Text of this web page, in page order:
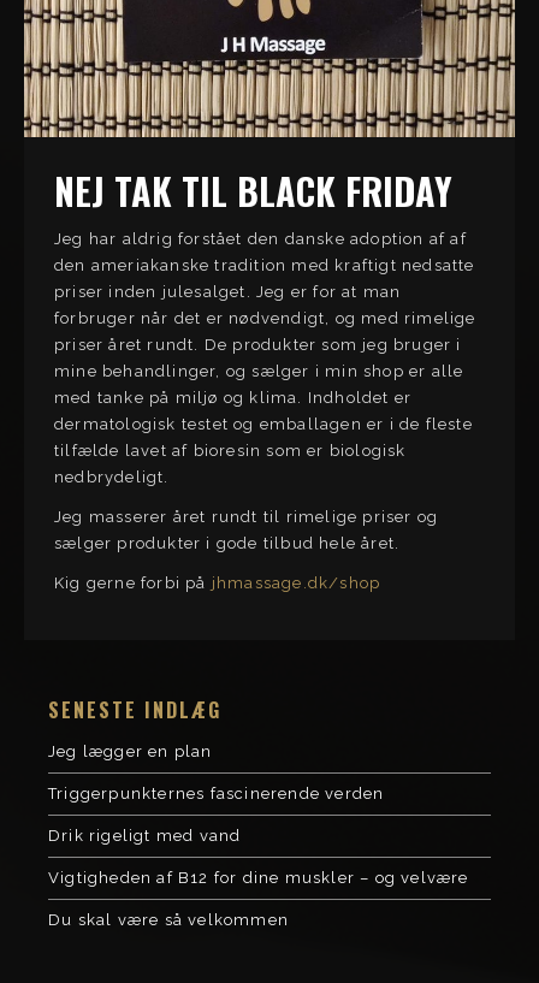
NEJ TAK TIL BLACK FRIDAY
Jeg har aldrig forstået den danske adoption af af
den ameriakanske tradition med kraftigt nedsatte
priser inden julesalget. Jeg er for at man
forbruger når det er nødvendigt, og med rimelige
priser året rundt. De produkter som jeg bruger i
mine behandlinger, og sælger i min shop er alle
med tanke på miljø og klima. Indholdet er
dermatologisk testet og emballagen er i de fleste
tilfælde lavet af bioresin som er biologisk
nedbrydeligt.
Jeg masserer året rundt til rimelige priser og
sælger produkter i gode tilbud hele året.
Kig gerne forbi på jhmassage.dk/shop
SENESTE INDLÆG
Jeg lægger en plan
Triggerpunkternes fascinerende verden
Drik rigeligt med vand
Vigtigheden af B12 for dine muskler – og velvære
Du skal være så velkommen